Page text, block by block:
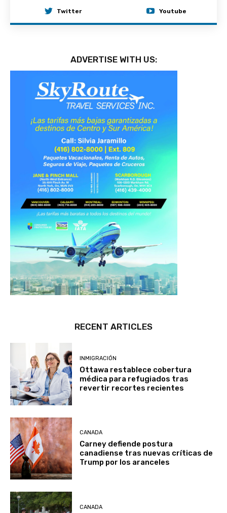
Twitter Youtube
ADVERTISE WITH US:
RECENT ARTICLES
INMIGRACIÓN
Ottawa restablece cobertura
médica para refugiados tras
revertir recortes recientes
CANADA
Carney defiende postura
canadiense tras nuevas críticas de
Trump por los aranceles
CANADA